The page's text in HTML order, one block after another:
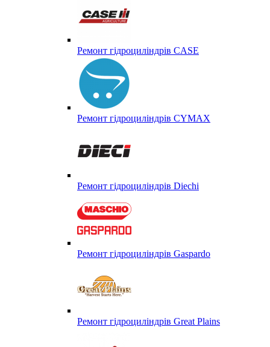
Ремонт гідроциліндрів CASE
Ремонт гідроциліндрів CYMAX
Ремонт гідроциліндрів Diechi
Ремонт гідроциліндрів Gaspardo
Ремонт гідроциліндрів Great Plains